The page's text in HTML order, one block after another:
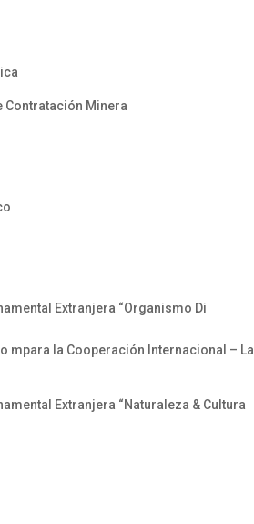
Minera
Extranjera “Organismo Di
mpara la Cooperación Internacional – La
Extranjera “Naturaleza & Cultura